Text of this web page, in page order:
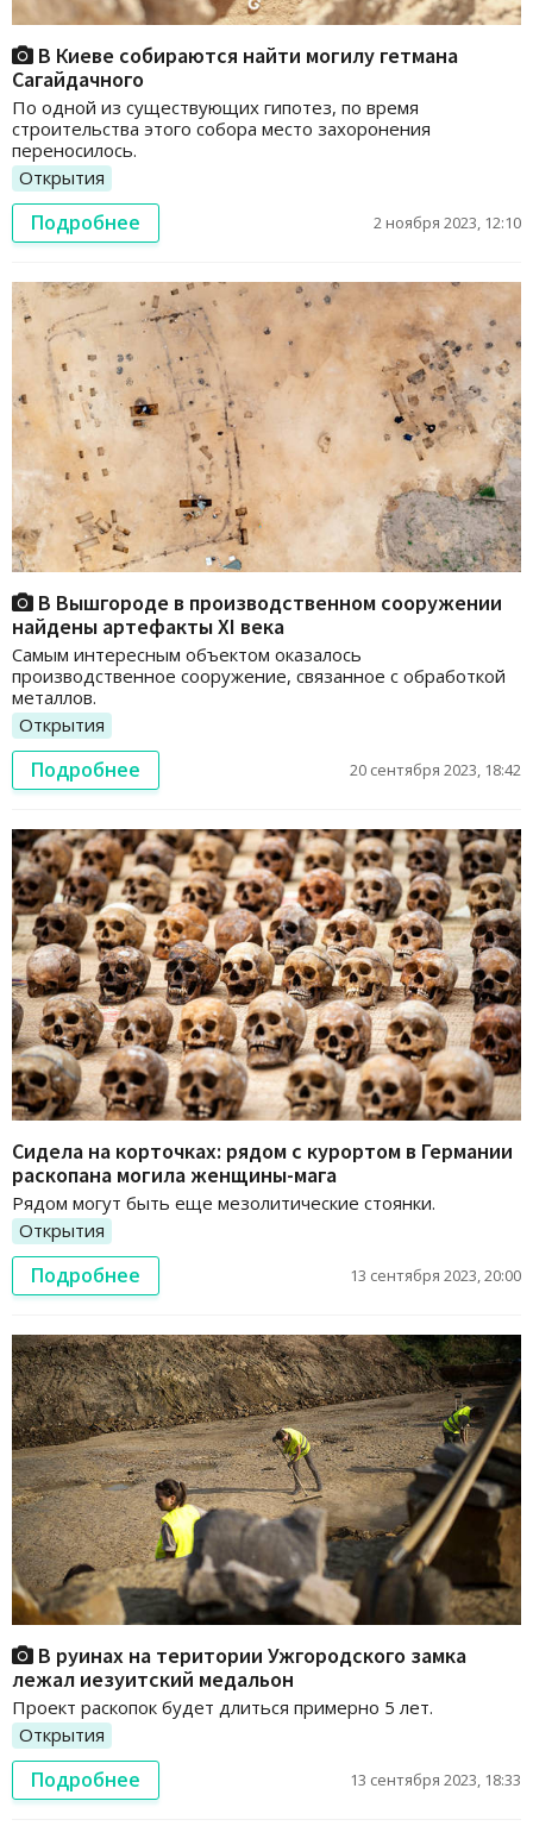
В Киеве собираются найти могилу гетмана
Сагайдачного
По одной из существующих гипотез, по время
строительства этого собора место захоронения
переносилось.
Открытия
Подробнее 2 ноября 2023, 12:10
В Вышгороде в производственном сооружении
найдены артефакты ХІ века
Самым интересным объектом оказалось
производственное сооружение, связанное с обработкой
металлов.
Открытия
Подробнее 20 сентября 2023, 18:42
Сидела на корточках: рядом с курортом в Германии
раскопана могила женщины-мага
Рядом могут быть еще мезолитические стоянки.
Открытия
Подробнее 13 сентября 2023, 20:00
В руинах на територии Ужгородского замка
лежал иезуитский медальон
Проект раскопок будет длиться примерно 5 лет.
Открытия
Подробнее 13 сентября 2023, 18:33